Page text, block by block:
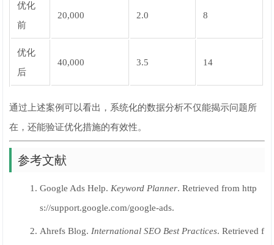
优化
前
20,000 2.0 8
优化
后
40,000 3.5 14
通过上述案例可以看出，系统化的数据分析不仅能揭示问题所
在，还能验证优化措施的有效性。
参考文献
Google Ads Help. Keyword Planner. Retrieved from http
s://support.google.com/google-ads.
Ahrefs Blog. International SEO Best Practices. Retrieved f